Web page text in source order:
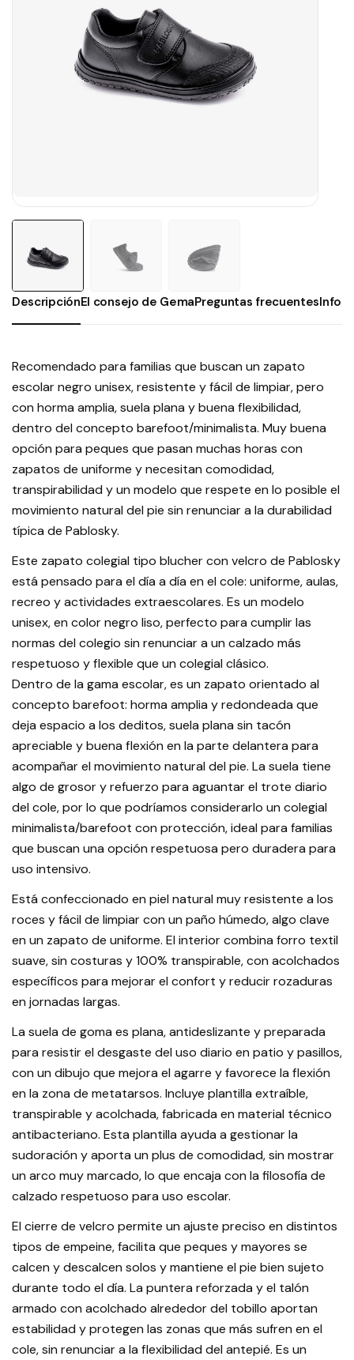
DescripciónEl consejo de GemaPreguntas frecuentes
Recomendado para familias que buscan un zapato
escolar negro unisex, resistente y fácil de limpiar, pero
con horma amplia, suela plana y buena flexibilidad,
dentro del concepto barefoot/minimalista. Muy buena
opción para peques que pasan muchas horas con
zapatos de uniforme y necesitan comodidad,
transpirabilidad y un modelo que respete en lo posible el
movimiento natural del pie sin renunciar a la durabilidad
típica de Pablosky.
Este zapato colegial tipo blucher con velcro de Pablosky
está pensado para el día a día en el cole: uniforme, aulas,
recreo y actividades extraescolares. Es un modelo
unisex, en color negro liso, perfecto para cumplir las
normas del colegio sin renunciar a un calzado más
respetuoso y flexible que un colegial clásico.
Dentro de la gama escolar, es un zapato orientado al
concepto barefoot: horma amplia y redondeada que
deja espacio a los deditos, suela plana sin tacón
apreciable y buena flexión en la parte delantera para
acompañar el movimiento natural del pie. La suela tiene
algo de grosor y refuerzo para aguantar el trote diario
del cole, por lo que podríamos considerarlo un colegial
minimalista/barefoot con protección, ideal para familias
que buscan una opción respetuosa pero duradera para
uso intensivo.
Está confeccionado en piel natural muy resistente a los
roces y fácil de limpiar con un paño húmedo, algo clave
en un zapato de uniforme. El interior combina forro textil
suave, sin costuras y 100% transpirable, con acolchados
específicos para mejorar el confort y reducir rozaduras
en jornadas largas.
La suela de goma es plana, antideslizante y preparada
para resistir el desgaste del uso diario en patio y pasillos,
con un dibujo que mejora el agarre y favorece la flexión
en la zona de metatarsos. Incluye plantilla extraíble,
transpirable y acolchada, fabricada en material técnico
antibacteriano. Esta plantilla ayuda a gestionar la
sudoración y aporta un plus de comodidad, sin mostrar
un arco muy marcado, lo que encaja con la filosofía de
calzado respetuoso para uso escolar.
El cierre de velcro permite un ajuste preciso en distintos
tipos de empeine, facilita que peques y mayores se
calcen y descalcen solos y mantiene el pie bien sujeto
durante todo el día. La puntera reforzada y el talón
armado con acolchado alrededor del tobillo aportan
estabilidad y protegen las zonas que más sufren en el
cole, sin renunciar a la flexibilidad del antepié. Es un